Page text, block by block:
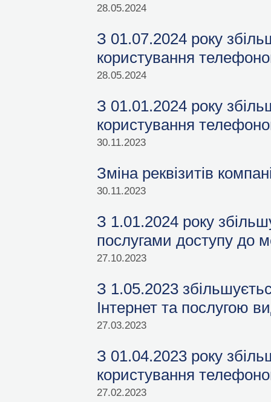
28.05.2024
З 01.07.2024 року
користування
28.05.2024
З 01.01.2024 року
користування
30.11.2023
Зміна реквізитів
30.11.2023
З 1.01.2024 року
послугами доступу до
27.10.2023
З 1.05.2023
Інтернет та послугою
27.03.2023
З 01.04.2023 року
користування
27.02.2023